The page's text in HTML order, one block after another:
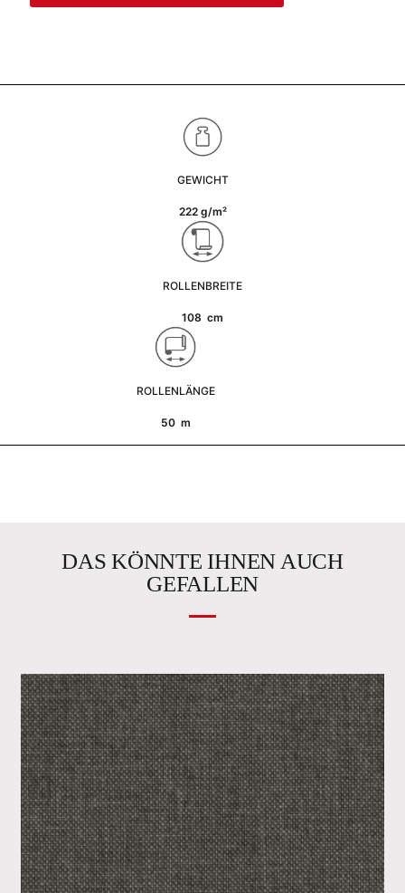
GEWICHT
222 g/m²
ROLLENBREITE
108 cm
ROLLENLÄNGE
50 m
DAS KÖNNTE IHNEN AUCH
GEFALLEN